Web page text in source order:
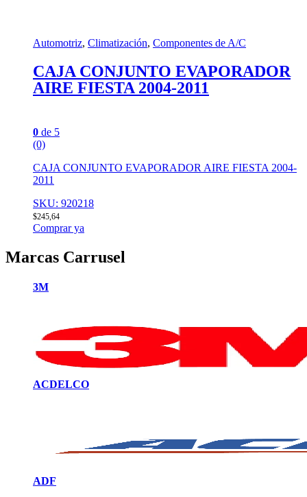
Automotriz, Climatización, Componentes de A/C
CAJA CONJUNTO EVAPORADOR
AIRE FIESTA 2004-2011
0 de 5
(0)
CAJA CONJUNTO EVAPORADOR AIRE FIESTA 2004-
2011
SKU: 920218
$245,64
Comprar ya
Marcas Carrusel
3M
ACDELCO
ADF